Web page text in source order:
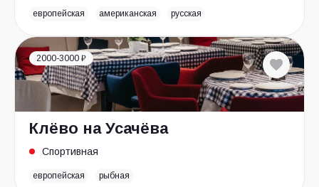
европейская американская русская
2000-3000 ₽
Клёво на Усачёва
Спортивная
европейская рыбная